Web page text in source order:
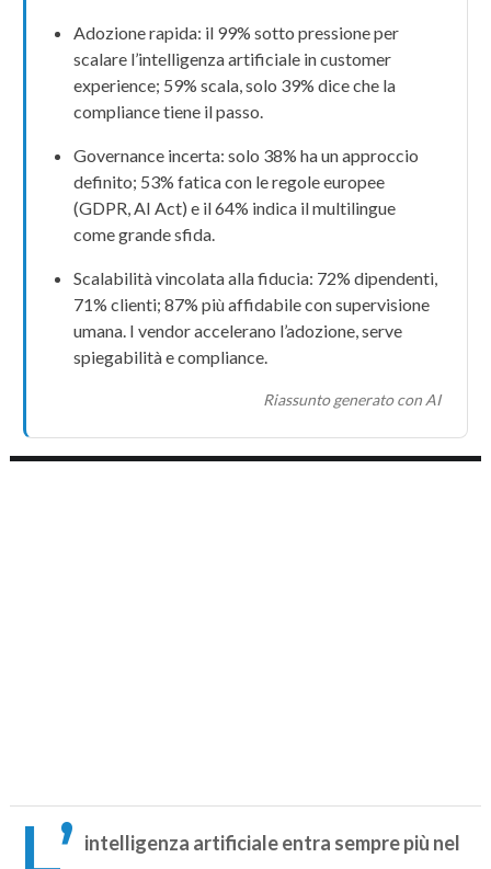
Adozione rapida: il 99% sotto pressione per
scalare l’intelligenza artificiale incustomer
experience; 59% scala, solo 39% dice che la
compliancetiene il passo.
Governance incerta: solo 38% ha un approccio
definito; 53% fatica con le regole europee
(GDPR AI Act) e il 64% indica ilmultilingue
come grande sfida.
Scalabilità vincolata allafiducia: 72% dipendenti,
71% clienti; 87% più affidabile consupervisione
umana . Ivendoraccelerano l’adozione, serve
spiegabilitàe compliance.
Riassunto generato con AI
L’ intelligenza artificiale entra sempre più nel